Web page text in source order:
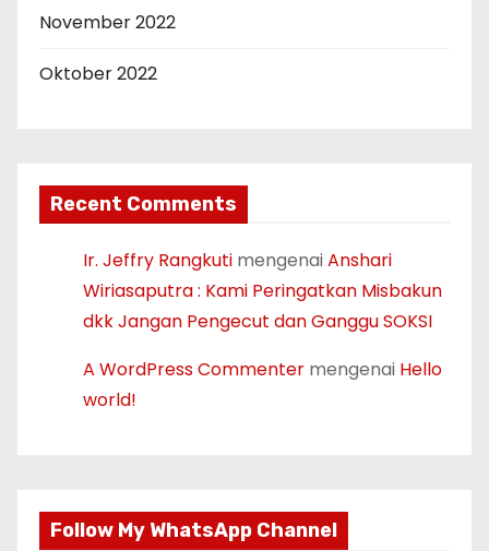
November 2022
Oktober 2022
Recent Comments
Ir. Jeffry Rangkuti mengenaiAnshari
Wiriasaputra : Kami Peringatkan Misbakun
dkk Jangan Pengecut dan Ganggu SOKSI
A WordPress Commenter mengenai Hello
world!
Follow My WhatsApp Channel